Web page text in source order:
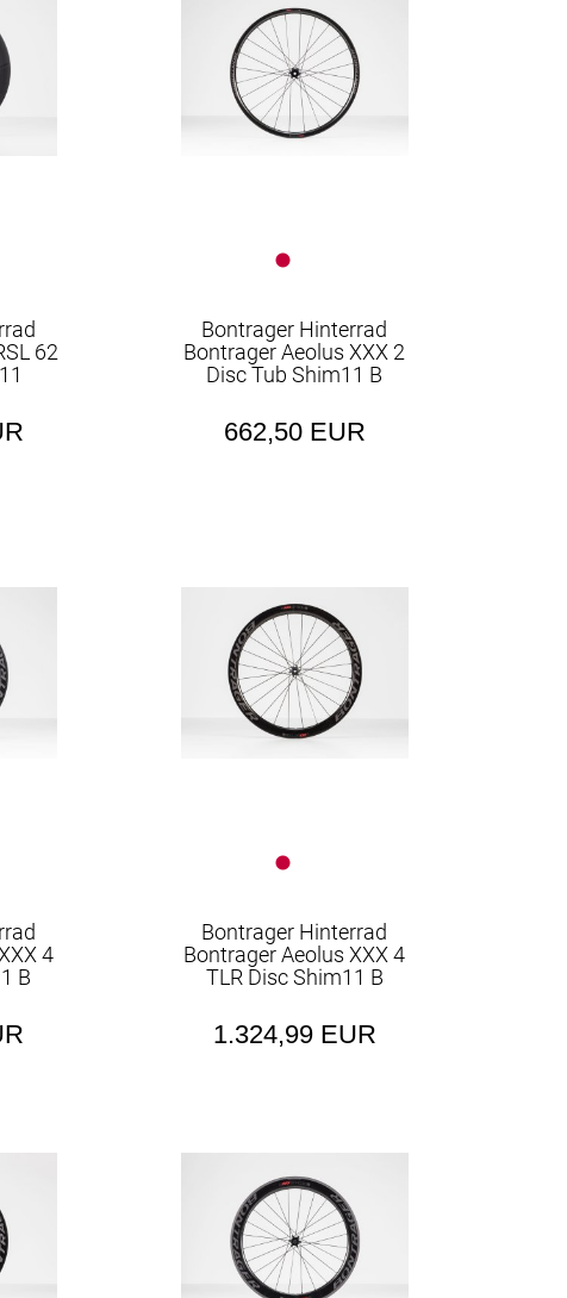
62
Bontrager Hinterrad
Bontrager Aeolus XXX 2
Disc Tub Shim11 B
662,50 EUR
4
B
Bontrager Hinterrad
Bontrager Aeolus XXX 4
TLR Disc Shim11 B
1.324,99 EUR